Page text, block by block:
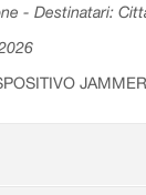
- Destinatari: